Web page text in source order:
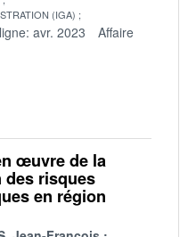
(IGA)
avr. 2023
Affaire
œuvre de la
des risques
en région